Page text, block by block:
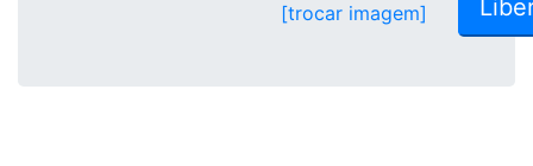
[trocar imagem]